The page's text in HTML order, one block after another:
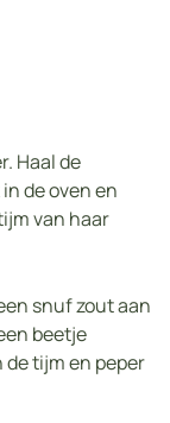
Haal de
de oven en
van haar
snuf zout aan
beetje
tijm en peper